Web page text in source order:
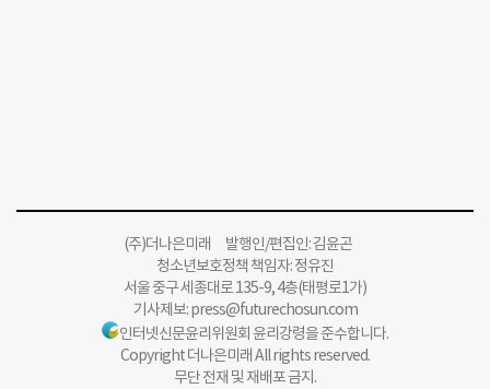
(주)더나은미래 발행인/편집인: 김윤곤
청소년보호정책 책임자: 정유진
서울 중구 세종대로 135-9, 4층(태평로1가)
기사제보:press@futurechosun.com
인터넷신문윤리위원회 윤리강령을 준수합니다.
Copyright 더나은미래 All rights reserved.
무단 전재 및 재배포 금지.